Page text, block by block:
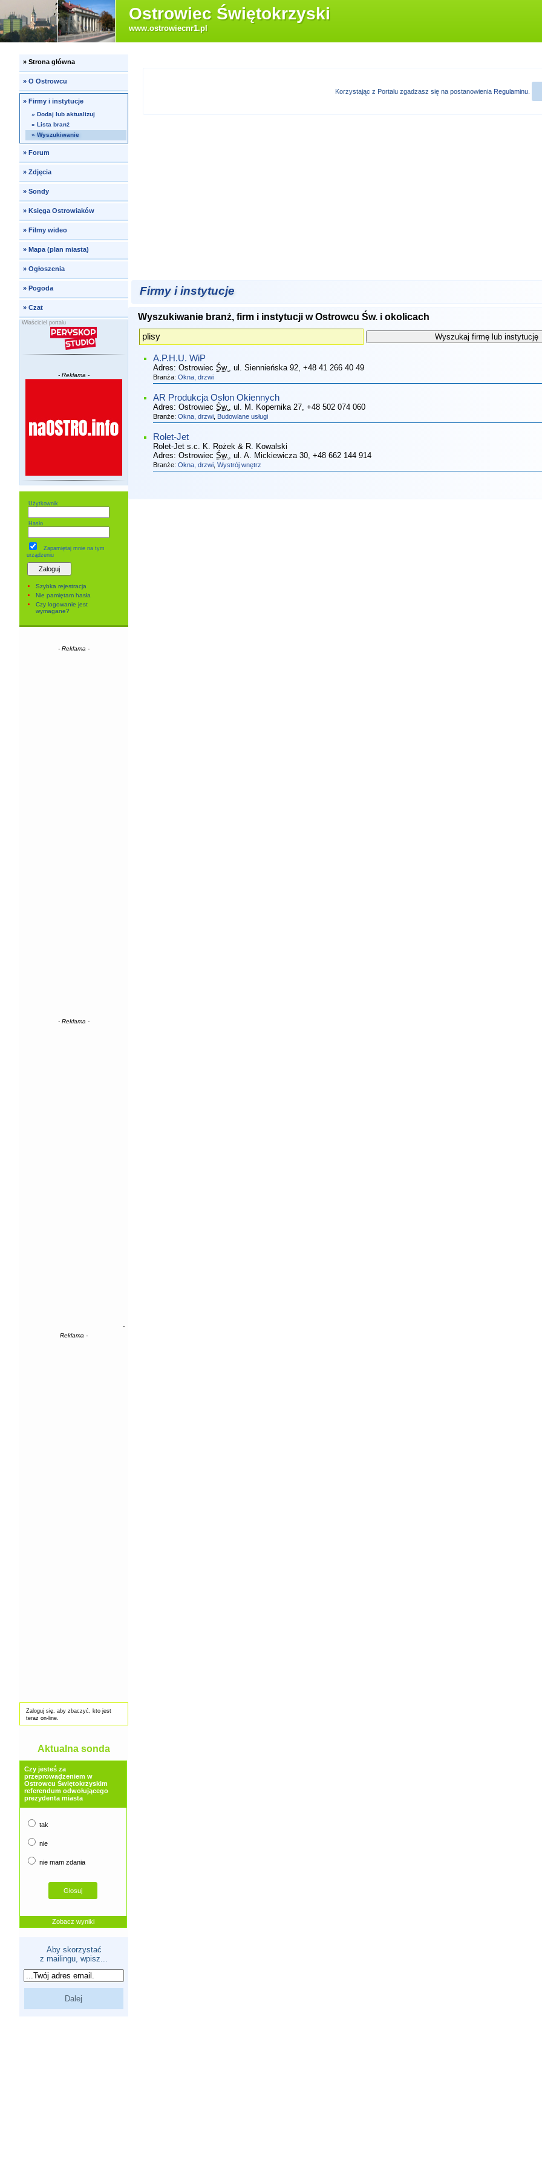
Ostrowiec Świętokrzyski
www.ostrowiecnr1.pl
» Strona główna
» O Ostrowcu
»Firmy i instytucje
» Dodaj lub aktualizuj
» Lista branż
» Wyszukiwanie
» Forum
» Zdjęcia
» Sondy
» Księga Ostrowiaków
» Filmy wideo
» Mapa (plan miasta)
» Ogłoszenia
» Pogoda
» Czat
Właściciel portalu
- Reklama -
Użytkownik
Hasło
Zapamiętaj mniena tym
urządzeniu
Szybka rejestracja
Nie pamiętam hasła
Czy logowanie jest
wymagane?
- Reklama -
- Reklama -
-
Reklama -
Zaloguj się, aby zbaczyć, kto jest
teraz on-line.
Aktualna sonda
Czy jesteś za
przeprowadzeniem w
Ostrowcu Świętokrzyskim
referendum odwołującego
prezydenta miasta
tak
nie
nie mam zdania
Zobacz wyniki
Aby skorzystać
z mailingu, wpisz...
Korzystając z Portalu zgadzasz się na postanowienia Regulaminu
Firmy i instytucje
Wyszukiwanie branż, firm i instytucji w Ostrowcu Św. i okolicach
A.P.H.U. WiP
Adres: Ostrowiec Św., ul. Siennieńska 92, +48 41 266 40 49
Branża: Okna, drzwi
AR Produkcja Osłon Okiennych
Adres: Ostrowiec Św., ul. M. Kopernika 27, +48 502 074 060
Branże: Okna, drzwi Budowlane usługi
Rolet-Jet
Rolet-Jet s.c. K. Rożek & R. Kowalski
Adres: Ostrowiec Św., ul. A. Mickiewicza 30, +48 662 144 914
Branże: Okna, drzwi Wystrój wnętrz